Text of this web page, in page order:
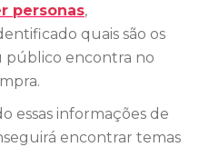
personas,
quais são os
público encontra no
essas informações de
encontrar temas